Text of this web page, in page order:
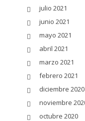
julio 2021
junio 2021
mayo 2021
abril 2021
marzo 2021
febrero 2021
diciembre 2020
noviembre
octubre 2020